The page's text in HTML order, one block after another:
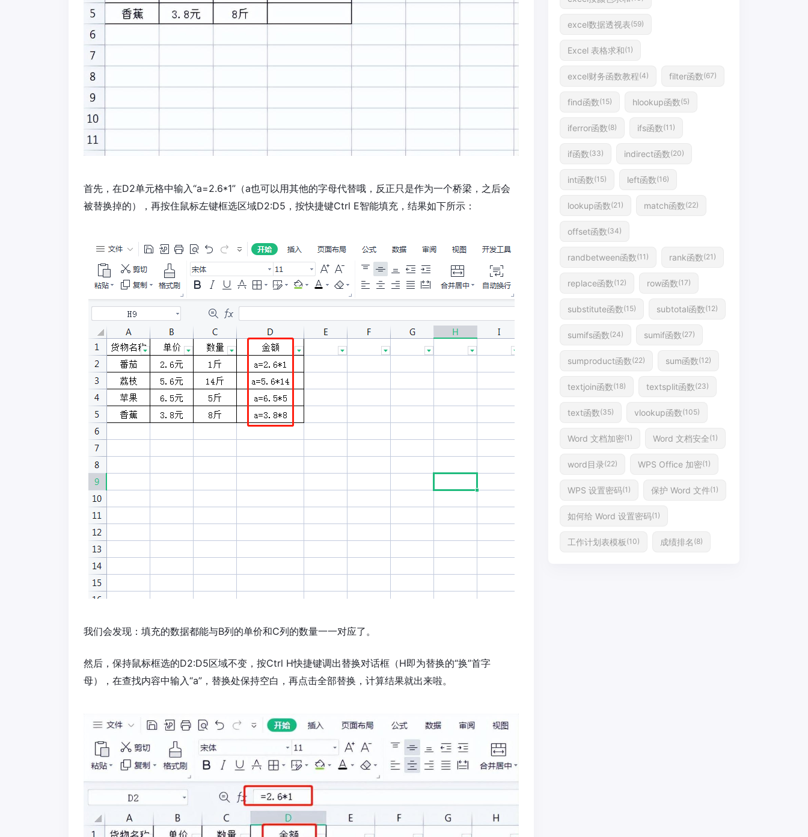
首先，在D2单元格中输入“a=2.6*1”（a也可以用其他的字母代替哦，反正只是作为一个桥梁，之后会
被替换掉的），再按住鼠标左键框选区域D2:D5，按快捷键Ctrl E智能填充，结果如下所示：
我们会发现：填充的数据都能与B列的单价和C列的数量一一对应了。
然后，保持鼠标框选的D2:D5区域不变，按Ctrl H快捷键调出替换对话框（H即为替换的“换”首字
母），在查找内容中输入“a”，替换处保持空白，再点击全部替换，计算结果就出来啦。
excel数据透视表(59)
Excel 表格求和(1)
excel财务函数教程(4) filter函数(67)
find函数(15) hlookup函数(5)
iferror函数(8) ifs函数(11)
if函数(33) indirect函数(20)
int函数(15) left函数(16)
lookup函数(21) match函数(22)
offset函数(34)
randbetween函数(11) rank函数(21)
replace函数(12) row函数(17)
substitute函数(15) subtotal函数(12)
sumifs函数(24) sumif函数(27)
sumproduct函数(22) sum函数(12)
textjoin函数(18) textsplit函数(23)
text函数(35) vlookup函数(105)
Word 文档加密(1) Word 文档安全(1)
word目录(22) WPS Office 加密(1)
WPS 设置密码(1) 保护 Word 文件(1)
如何给 Word 设置密码(1)
工作计划表模板 (10) 成绩排名 (8)